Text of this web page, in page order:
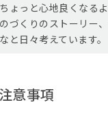
ょっと心地良くなる
づくりのストーリー
と日々考えています。
意事項